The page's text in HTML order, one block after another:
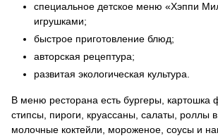
специальное детское меню «Хэппи
игрушками;
быстрое приготовление блюд;
авторская рецептура;
развитая экологическая культура.
В меню ресторана есть бургеры, картошка
стипсы, пироги, круассаны, салаты, роллы
молочные коктейли, мороженое, соусы и